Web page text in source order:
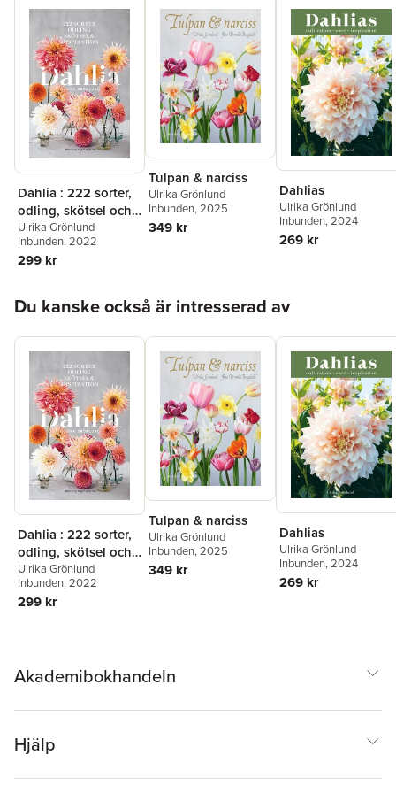
Ulrika Grönlund
är skribent och fotograf inom trädgård och
inredning. Hon driver den omåttligt populära Dahliafarmen på
Österlen. Hennes bästsäljande bokDahlia: 222 sorter, odling,
skötsel och inspiration
har givits ut i tre världsdelar. Detta är
hennes 6:e trädgårdsbok.
Dahlia : 222 sorter,
odling, skötsel och
inspiration
Ulrika Grönlund
Inbunden, 2022
299 kr
Tulpan & narciss
Ulrika Grönlund
Inbunden, 2025
349 kr
Dahlias
Ulrika Grönlund
Inbunden, 2024
269 kr
Du kanske också är intresserad av
Dahlia : 222 sorter,
odling, skötsel och
inspiration
Ulrika Grönlund
Inbunden, 2022
299 kr
Tulpan & narciss
Ulrika Grönlund
Inbunden, 2025
349 kr
Dahlias
Ulrika Grönlund
Inbunden, 2024
269 kr
Akademibokhandeln
Hjälp